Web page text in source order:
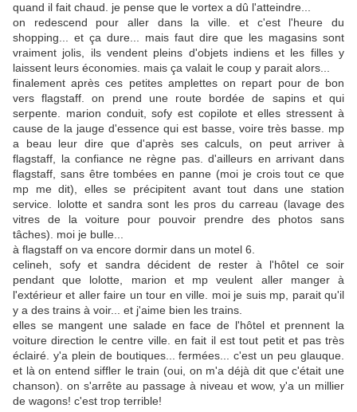
quand il fait chaud. je pense que le vortex a dû l'atteindre...
on redescend pour aller dans la ville. et c'est l'heure du
shopping... et ça dure... mais faut dire que les magasins sont
vraiment jolis, ils vendent pleins d'objets indiens et les filles y
laissent leurs économies. mais ça valait le coup y parait alors...
finalement après ces petites amplettes on repart pour de bon
vers flagstaff. on prend une route bordée de sapins et qui
serpente. marion conduit, sofy est copilote et elles stressent à
cause de la jauge d'essence qui est basse, voire très basse. mp
a beau leur dire que d'après ses calculs, on peut arriver à
flagstaff, la confiance ne règne pas. d'ailleurs en arrivant dans
flagstaff, sans être tombées en panne (moi je crois tout ce que
mp me dit), elles se précipitent avant tout dans une station
service. lolotte et sandra sont les pros du carreau (lavage des
vitres de la voiture pour pouvoir prendre des photos sans
tâches). moi je bulle...
à flagstaff on va encore dormir dans un motel 6.
celineh, sofy et sandra décident de rester à l'hôtel ce soir
pendant que lolotte, marion et mp veulent aller manger à
l'extérieur et aller faire un tour en ville. moi je suis mp, parait qu'il
y a des trains à voir... et j'aime bien les trains.
elles se mangent une salade en face de l'hôtel et prennent la
voiture direction le centre ville. en fait il est tout petit et pas très
éclairé. y'a plein de boutiques... fermées... c'est un peu glauque.
et là on entend siffler le train (oui, on m'a déjà dit que c'était une
chanson). on s'arrête au passage à niveau et wow, y'a un millier
de wagons! c'est trop terrible!